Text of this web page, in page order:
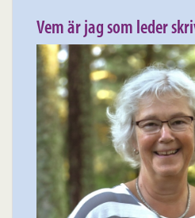
Vem är jag som leder